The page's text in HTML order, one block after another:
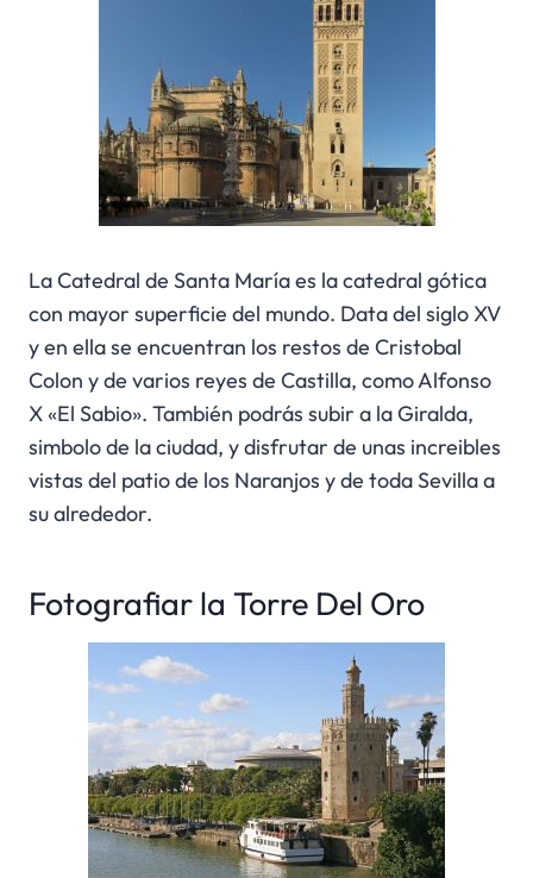
La Catedral de Santa María es la catedral gótica
con mayor superficie del mundo. Data del siglo XV
y en ella se encuentran los restos de Cristobal
Colon y de varios reyes de Castilla, como Alfonso
X «El Sabio». También podrás subir a la Giralda,
simbolo de la ciudad, y disfrutar de unas increibles
vistas del patio de los Naranjos y de toda Sevilla a
su alrededor.
Fotografiar la Torre Del Oro